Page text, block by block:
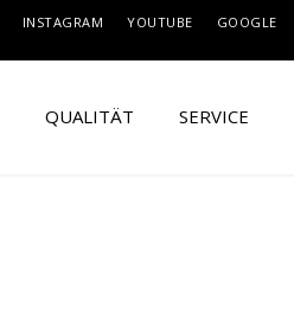
INSTAGRAM YOUTUBE GOOGLE
QUALITÄT SERVICE